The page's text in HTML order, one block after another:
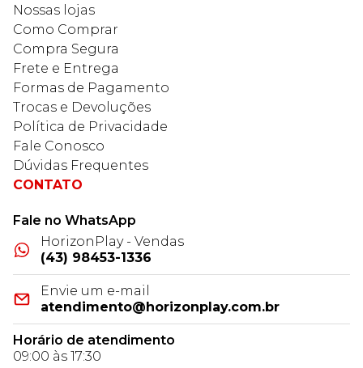
Nossas lojas
Como Comprar
Compra Segura
Frete e Entrega
Formas de Pagamento
Trocas e Devoluções
Política de Privacidade
Fale Conosco
Dúvidas Frequentes
CONTATO
Fale no WhatsApp
HorizonPlay - Vendas
(43) 98453-1336
Envie um e-mail
atendimento@horizonplay.com.br
Horário de atendimento
09:00 às 17:30